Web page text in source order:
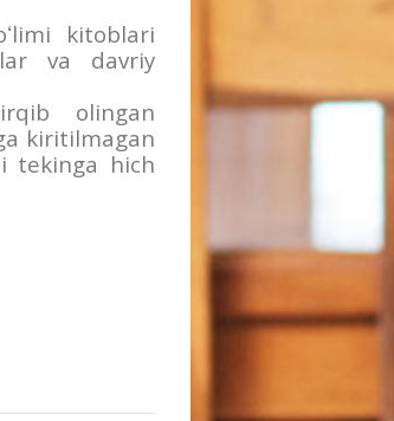
kitoblari
va davriy
olingan
kiritilmagan
tekinga hich